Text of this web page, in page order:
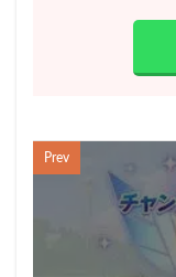
Prev